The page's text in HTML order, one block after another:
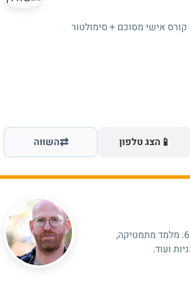
אישי מסוכם + סימולטור
📱 הצג טלפון ⇄השווה
היי אני בוגר תואר שלישי מהטכניון, הנדסה כימית, אבא לבן 6. מלמד מתמטיקה,
ועוד.